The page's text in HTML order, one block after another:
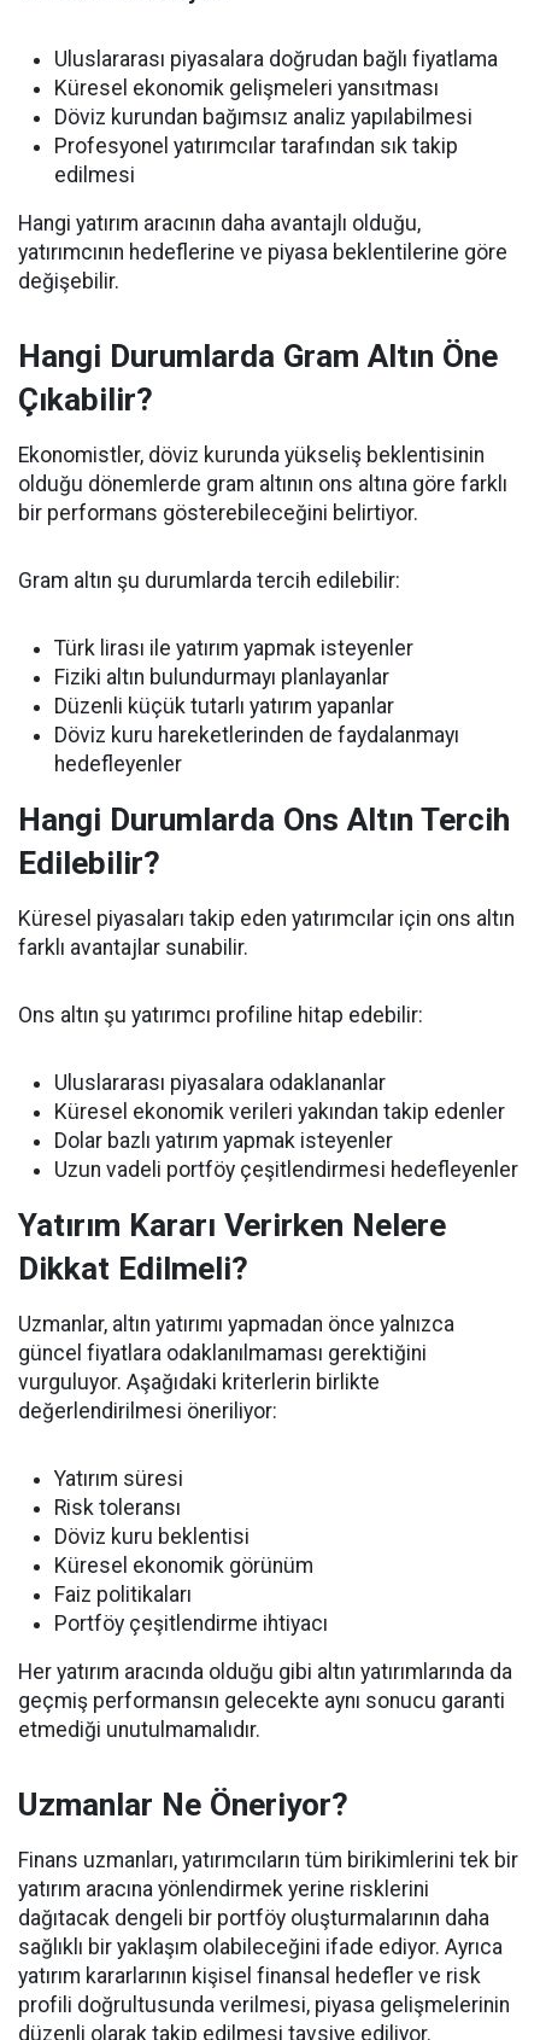
Uluslararası piyasalara doğrudan bağlı fiyatlama
Küresel ekonomik gelişmeleri yansıtması
Döviz kurundan bağımsız analiz yapılabilmesi
Profesyonel yatırımcılar tarafından sık takip
edilmesi
Hangi yatırım aracının daha avantajlı olduğu,
yatırımcının hedeflerine ve piyasa beklentilerine göre
değişebilir.
Hangi Durumlarda Gram Altın Öne
Çıkabilir?
Ekonomistler, döviz kurunda yükseliş beklentisinin
olduğu dönemlerde gram altının ons altına göre farklı
bir performans gösterebileceğini belirtiyor.
Gram altın şu durumlarda tercih edilebilir:
Türk lirası ile yatırım yapmak isteyenler
Fiziki altın bulundurmayı planlayanlar
Düzenli küçük tutarlı yatırım yapanlar
Döviz kuru hareketlerinden de faydalanmayı
hedefleyenler
Hangi Durumlarda Ons Altın Tercih
Edilebilir?
Küresel piyasaları takip eden yatırımcılar için ons altın
farklı avantajlar sunabilir.
Ons altın şu yatırımcı profiline hitap edebilir:
Uluslararası piyasalara odaklananlar
Küresel ekonomik verileri yakından takip edenler
Dolar bazlı yatırım yapmak isteyenler
Uzun vadeli portföy çeşitlendirmesi hedefleyenler
Yatırım Kararı Verirken Nelere
Dikkat Edilmeli?
Uzmanlar, altın yatırımı yapmadan önce yalnızca
güncel fiyatlara odaklanılmaması gerektiğini
vurguluyor. Aşağıdaki kriterlerin birlikte
değerlendirilmesi öneriliyor:
Yatırım süresi
Risk toleransı
Döviz kuru beklentisi
Küresel ekonomik görünüm
Faiz politikaları
Portföy çeşitlendirme ihtiyacı
Her yatırım aracında olduğu gibi altın yatırımlarında da
geçmiş performansın gelecekte aynı sonucu garanti
etmediği unutulmamalıdır.
Uzmanlar Ne Öneriyor?
Finans uzmanları, yatırımcıların tüm birikimlerini tek bir
yatırım aracına yönlendirmek yerine risklerini
dağıtacak dengeli bir portföy oluşturmalarının daha
sağlıklı bir yaklaşım olabileceğini ifade ediyor. Ayrıca
yatırım kararlarının kişisel finansal hedefler ve risk
profili doğrultusunda verilmesi, piyasa gelişmelerinin
düzenli olarak takip edilmesi tavsiye ediliyor.